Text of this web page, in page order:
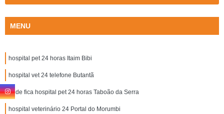
MENU
hospital pet 24 horas Itaim Bibi
hospital vet 24 telefone Butantã
onde fica hospital pet 24 horas Taboão da Serra
hospital veterinário 24 Portal do Morumbi